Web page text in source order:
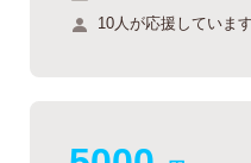
10人が応援しています